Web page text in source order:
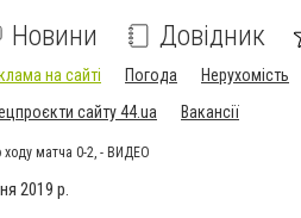
Новини Довідник
на сайті Погода Нерухомість
сайту 44.ua
Вакансії
матча 0-2, - ВИДЕО
2019 р.